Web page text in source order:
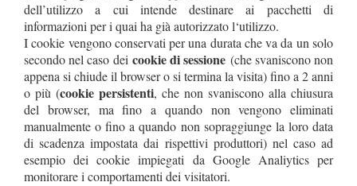
dell’utilizzo a cui intende destinare ai pacchetti di
informazioni per i quai ha già autorizzato l‘utilizzo.
I cookie vengono conservati per una durata che va da un solo
secondo nel caso dei cookie di sessione (che svaniscono non
appena si chiude il browser o si termina la visita) fino a 2 anni
o più (cookie persistenti, che non svaniscono alla chiusura
del browser, ma fino a quando non vengono eliminati
manualmente o fino a quando non sopraggiunge la loro data
di scadenza impostata dai rispettivi produttori) nel caso ad
esempio dei cookie impiegati da Google Analiytics per
monitorare i comportamenti dei visitatori.